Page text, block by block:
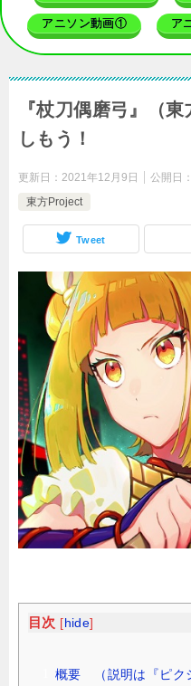
アニソン動画① ア
『杖刀偶磨弓』（
しもう！
更新日： 2021年12月9日 公開日：
東方Project
Tweet
目次 [ hide]
概要 （説明は『ピク